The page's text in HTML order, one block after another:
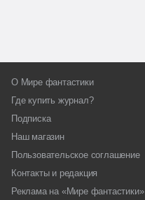
О Мире фантастики
Где купить журнал?
Подписка
Наш магазин
Пользовательское соглашение
Контакты и редакция
Реклама на «Мире фантастики»